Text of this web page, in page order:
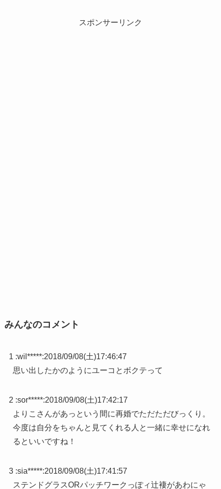
スポンサーリンク
みんなのコメント
1 :wil*****:2018/09/08(土)17:46:47
思い出したかのようにユーコとボクテって
2 :sor*****:2018/09/08(土)17:42:17
よりこさんがあっという間に再婚でただただびっくり。
今度は自分をちゃんと見てくれる人と一緒に幸せになれ
るといいですね！
3 :sia*****:2018/09/08(土)17:41:57
ステンドグラスORパッチワークっぽィ辻褄があわにゃ